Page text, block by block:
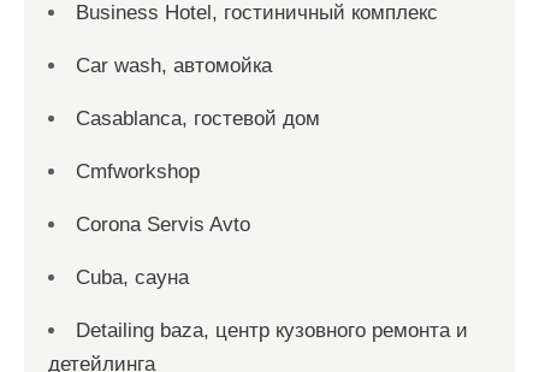
Business Hotel, гостиничный комплекс
Car wash, автомойка
Casablanca, гостевой дом
Cmfworkshop
Corona Servis Avto
Cuba, сауна
Detailing baza, центр кузовного ремонта и
детейлинга